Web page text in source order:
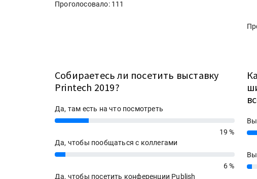
Проголосовало: 111
Собираетесь ли посетить выставку
Printech 2019?
Да, там есть на что посмотреть
19%
19 %
Да, чтобы пообщаться с коллегами
6%
6 %
Да, чтобы посетить конференции Publish
7%
3%